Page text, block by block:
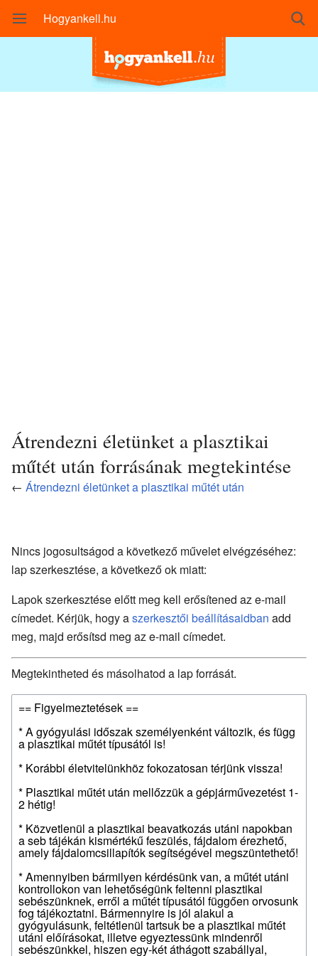
Hogyankell.hu
Átrendezni életünket a plasztikai
műtét után forrásának megtekintése
← Átrendezni életünket a plasztikai műtét után
Nincs jogosultságod a következő művelet elvégzéséhez:
lap szerkesztése, a következő ok miatt:
Lapok szerkesztése előtt meg kell erősítened az e-mail
címedet. Kérjük, hogy aszerkesztői beállításaidban add
meg, majd erősítsd meg az e-mail címedet.
Megtekintheted és másolhatod a lap forrását.